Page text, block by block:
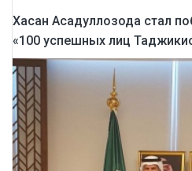
Хасан Асадуллозода стал
«100 успешных лиц